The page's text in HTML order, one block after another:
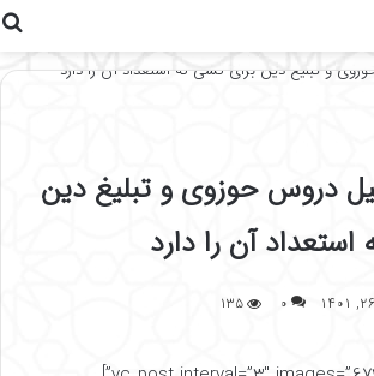
دروس حوزوی و تبلیغ دین
آن را دارد
۰ ۱۳۵